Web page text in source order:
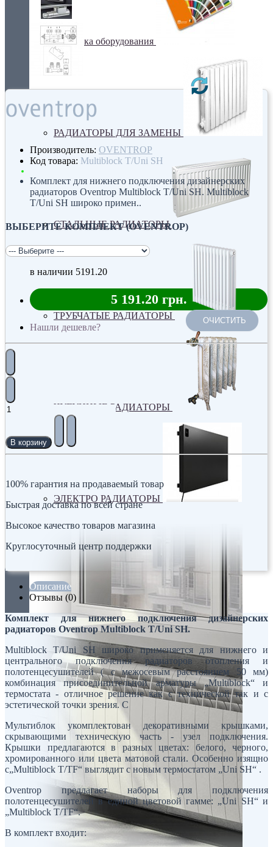
Покраска оборудования
РАДИАТОРЫ ДЛЯ ЗАМЕНЫ
СТАЛЬНЫЕ РАДИАТОРЫ
ТРУБЧАТЫЕ РАДИАТОРЫ
ЧУГУННЫЕ РАДИАТОРЫ
ЭЛЕКТРО РАДИАТОРЫ
Производитель: OVENTROP
Код товара: Multiblock T/Uni SH
Комплект для нижнего подключения дизайнерских
радиаторов Oventrop Multiblock T/Uni SH. Multiblock
T/Uni SH широко примен..
ВЫБЕРИТЕ КОМПЛЕКТ (OVENTROP)
в наличии 5191.20
5 191.20 грн.
Нашли дешевле?
ОЧИСТИТЬ
В корзину
100% гарантия на продаваемый товар
Быстрая доставка по всей стране
Высокое качество товаров магазина
Круглосуточный центр поддержки
Описание
Отзывы (0)
Комплект для нижнего подключения дизайнерских
радиаторов Oventrop Multiblock T/Uni SH.
Multiblock T/Uni SH широко применяется для нижнего и
центрального подключения радиаторов отопления и
полотенцесушителей ( с межосевым расстоянием 50 мм)
комбинация присоединительной арматуры „Multiblock“ и
термостата - отличное решение как с технической так и с
эстетической точки зрения. С
Мультиблок укомплектован декоративными крышками,
скрывающими техническую часть - узел подключения.
Крышки предлагаются в разных цветах: белого, черного,
хромированного или цвета матовой стали. Особенно изящно
с„Multiblock T/TF“ выглядит с новым термостатом „Uni SH“ .
Oventrop предлагает наборы для подключения
полотенцесушителей в единой цветовой гамме: „Uni SH“ и
„Multiblock T/TF“.
В комплект входит: